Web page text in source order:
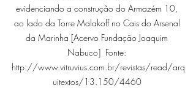
evidenciando a construção do Armazém 10,
ao lado da Torre Malakoff no Cais do Arsenal
da Marinha [Acervo Fundação Joaquim
Nabuco]  Fonte:
http://www.vitruvius.com.br/revistas/read/arq
uitextos/13.150/4460